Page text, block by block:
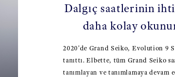
Dalgıç saatlerinin
daha kolay
2020'de Grand Seiko, Evolution 9
tanıttı. Elbette, tüm Grand Seiko
tanımlayan ve tanımlamaya